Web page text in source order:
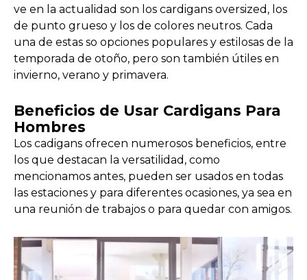
ve en la actualidad son los cardigans oversized, los
de punto grueso y los de colores neutros. Cada
una de estas so opciones populares y estilosas de la
temporada de otoño, pero son también útiles en
invierno, verano y primavera.
Beneficios de Usar Cardigans Para
Hombres
Los cadigans ofrecen numerosos beneficios, entre
los que destacan la versatilidad, como
mencionamos antes, pueden ser usados en todas
las estaciones y para diferentes ocasiones, ya sea en
una reunión de trabajos o para quedar con amigos.